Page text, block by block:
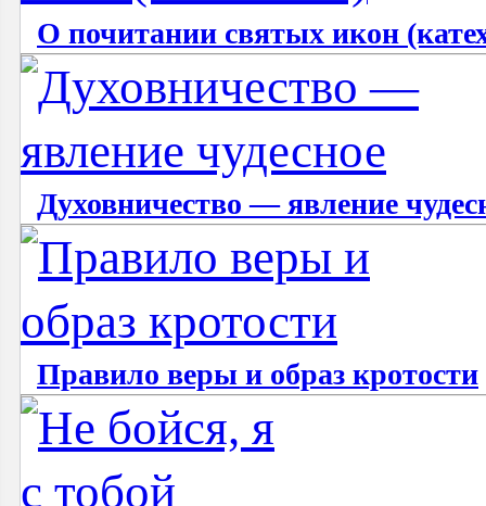
О почитании святых икон
Духовничество — явление
Правило веры и образ кротости